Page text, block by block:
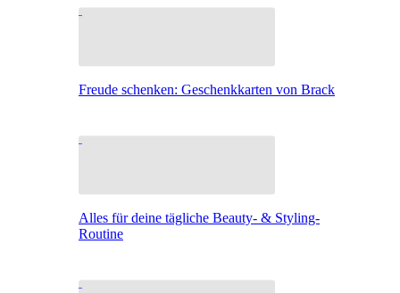
Freude schenken: Geschenkkarten von Brack
Alles für deine tägliche Beauty- & Styling-
Routine